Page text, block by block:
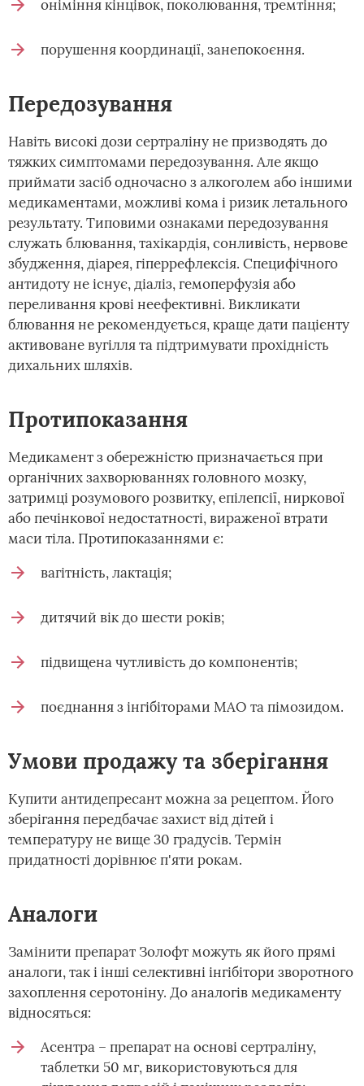
оніміння кінцівок, поколювання, тремтіння;
порушення координації, занепокоєння.
Передозування
Навіть високі дози сертраліну не призводять до
тяжких симптомами передозування. Але якщо
приймати засіб одночасно з алкоголем або іншими
медикаментами, можливі кома і ризик летального
результату. Типовими ознаками передозування
служать блювання, тахікардія, сонливість, нервове
збудження, діарея, гіперрефлексія. Специфічного
антидоту не існує, діаліз, гемоперфузія або
переливання крові неефективні. Викликати
блювання не рекомендується, краще дати пацієнту
активоване вугілля та підтримувати прохідність
дихальних шляхів.
Протипоказання
Медикамент з обережністю призначається при
органічних захворюваннях головного мозку,
затримці розумового розвитку, епілепсії, ниркової
або печінкової недостатності, вираженої втрати
маси тіла. Протипоказаннями є:
вагітність, лактація;
дитячий вік до шести років;
підвищена чутливість до компонентів;
поєднання з інгібіторами МАО та пімозидом.
Умови продажу та зберігання
Купити антидепресант можна за рецептом. Його
зберігання передбачає захист від дітей і
температуру не вище 30 градусів. Термін
придатності дорівнює п'яти рокам.
Аналоги
Замінити препарат Золофт можуть як його прямі
аналоги, так і інші селективні інгібітори зворотного
захоплення серотоніну. До аналогів медикаменту
відносяться:
Асентра – препарат на основі сертраліну,
таблетки 50 мг, використовуються для